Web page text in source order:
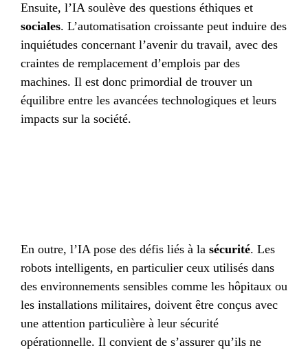
Ensuite, l’IA soulève des questions éthiques et
sociales. L’automatisation croissante peut induire des
inquiétudes concernant l’avenir du travail, avec des
craintes de remplacement d’emplois par des
machines. Il est donc primordial de trouver un
équilibre entre les avancées technologiques et leurs
impacts sur la société.
En outre, l’IA pose des défis liés à la sécurité. Les
robots intelligents, en particulier ceux utilisés dans
des environnements sensibles comme les hôpitaux ou
les installations militaires, doivent être conçus avec
une attention particulière à leur sécurité
opérationnelle. Il convient de s’assurer qu’ils ne